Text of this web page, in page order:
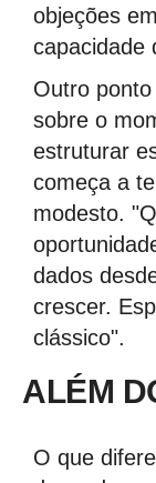
objeções
capacidade
Outro
sobre o
estruturar
começa a
modesto.
dados
crescer.
clássico".
ALÉM
O que